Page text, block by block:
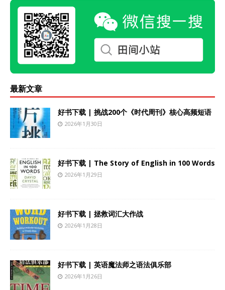
最新文章
好书下载 | 挑战200个《时代周刊》核心高频短语
2026年1月30日
好书下载 | The Story of English in 100 Words
2026年1月29日
好书下载 | 拯救词汇大作战
2026年1月28日
好书下载 | 英语魔法师之语法俱乐部
2026年1月26日